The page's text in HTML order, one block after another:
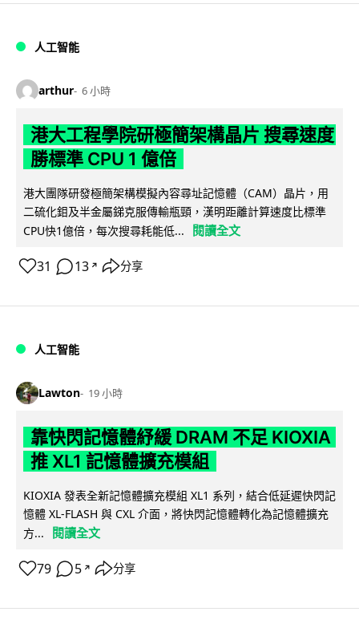
人工智能
arthur 6 小時
港大工程學院研極簡架構晶片 搜尋速度
勝標準 CPU 1 億倍
港大團隊研發極簡架構模擬內容尋址記憶體（CAM）晶片，用
二硫化鉬及半金屬銻克服傳輸瓶頸，漢明距離計算速度比標準
CPU快1億倍，每次搜尋耗能低...
閱讀全文
31 13 ↗ 分享
人工智能
Lawton 19 小時
靠快閃記憶體紓緩 DRAM 不足 KIOXIA
推 XL1 記憶體擴充模組
KIOXIA 發表全新記憶體擴充模組 XL1 系列，結合低延遲快閃記
憶體 XL-FLASH 與 CXL 介面，將快閃記憶體轉化為記憶體擴充
方...
閱讀全文
79 5 ↗ 分享